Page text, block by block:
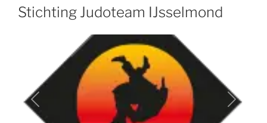
Stichting Judoteam IJsselmond
Vorige